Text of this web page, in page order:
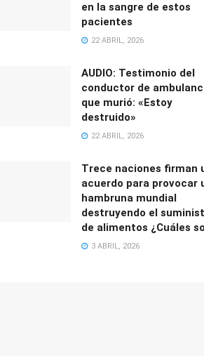
en la sangre de estos
pacientes
22 ABRIL, 2026
AUDIO: Testimonio del
conductor de
que murió: «Estoy
destruido»
22 ABRIL, 2026
Trece naciones firman
acuerdo para provocar
hambruna mundial
destruyendo el
de alimentos ¿Cuáles
3 ABRIL, 2026